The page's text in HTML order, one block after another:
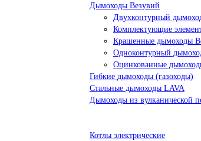
Дымоходы Везувий
Двухконтурный
Комплектующие
Крашенные дымоходы
Одноконтурный
Оцинкованные
Гибкие дымоходы (газоходы)
Стальные дымоходы LAVA
Дымоходы из вулканической
Котлы электрические